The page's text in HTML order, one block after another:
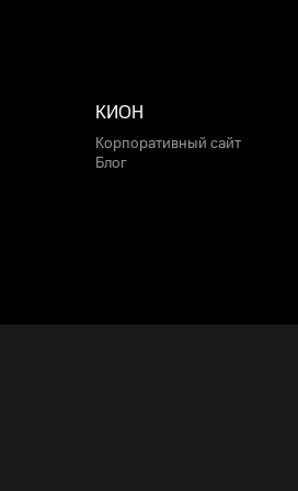
КИОН
Корпоративный сайт
Блог